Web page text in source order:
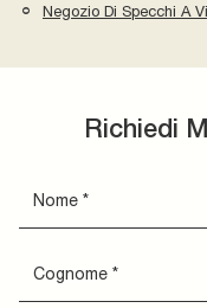
Negozio Di Specchi A
Richiedi